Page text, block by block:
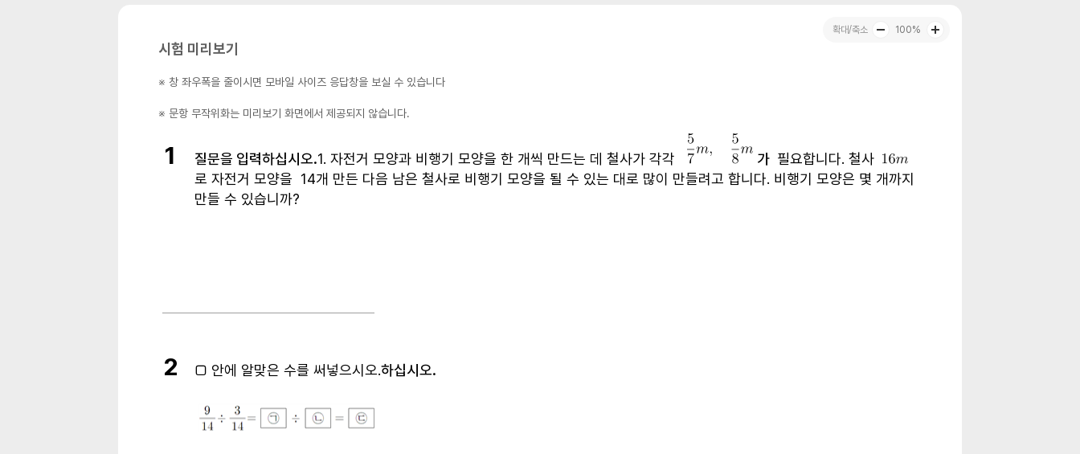
100%
시험 미리보기
※ 창 좌우폭을 줄이시면 모바일 사이즈 응답창을 보실 수 있습니다
※ 문항 무작위화는 미리보기 화면에서 제공되지 않습니다.
1 질문을 입력하십시오.1. 자전거 모양과 비행기 모양을 한 개씩 만드는 데 철사가 각각 가 필요합니다. 철사
로 자전거 모양을 14개 만든 다음 남은 철사로 비행기 모양을 될 수 있는 대로 많이 만들려고 합니다. 비행기 모양은 몇 개까지
만들 수 있습니까?
2 □ 안에 알맞은 수를 써넣으시오.하십시오.